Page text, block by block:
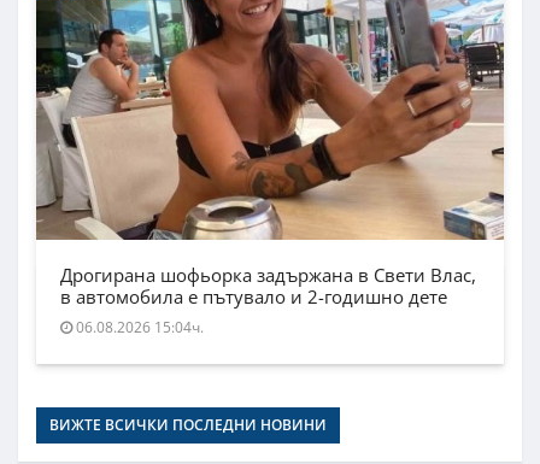
Дрогирана шофьорка задържана в Свети Влас,
в автомобила е пътувало и 2-годишно дете
06.08.2026 15:04ч.
ВИЖТЕ ВСИЧКИ ПОСЛЕДНИ НОВИНИ